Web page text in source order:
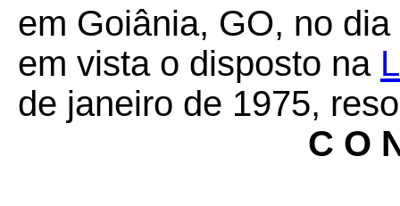
em Goiânia, GO, no
em vista o disposto na
de janeiro de 1975,
C O